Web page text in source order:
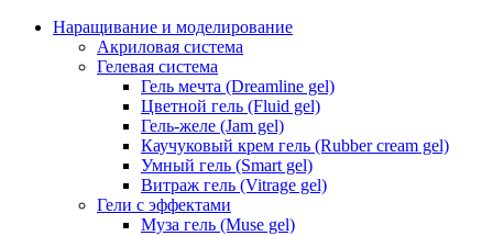
Наращивание и моделирование
Акриловая система
Гелевая система
Гель мечта (Dreamline gel)
Цветной гель (Fluid gel)
Гель-желе (Jam gel)
Каучуковый крем гель (Rubber cream gel)
Умный гель (Smart gel)
Витраж гель (Vitrage gel)
Гели с эффектами
Муза гель (Muse gel)